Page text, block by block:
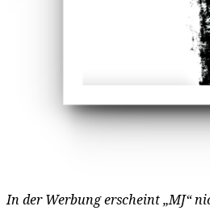
In der Werbung erscheint „MJ“